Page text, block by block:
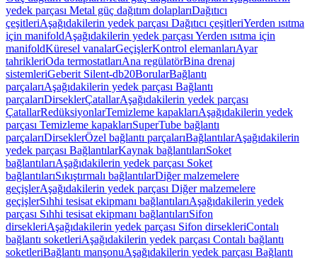
yedek parçası Metal güç dağıtım dolaplarıDağıtıcı
çeşitleriAşağıdakilerin yedek parçası Dağıtıcı çeşitleriYerden ısıtma
için manifoldAşağıdakilerin yedek parçası Yerden ısıtma için
manifoldKüresel vanalarGeçişlerKontrol elemanlarıAyar
tahrikleriOda termostatlarıAna regülatörBina drenaj
sistemleriGeberit Silent-db20BorularBağlantı
parçalarıAşağıdakilerin yedek parçası Bağlantı
parçalarıDirseklerÇatallarAşağıdakilerin yedek parçası
ÇatallarRedüksiyonlarTemizleme kapaklarıAşağıdakilerin yedek
parçası Temizleme kapaklarıSuperTube bağlantı
parçalarıDirseklerÖzel bağlantı parçalarıBağlantılarAşağıdakilerin
yedek parçası BağlantılarKaynak bağlantılarıSoket
bağlantılarıAşağıdakilerin yedek parçası Soket
bağlantılarıSıkıştırmalı bağlantılarDiğer malzemelere
geçişlerAşağıdakilerin yedek parçası Diğer malzemelere
geçişlerSıhhi tesisat ekipmanı bağlantılarıAşağıdakilerin yedek
parçası Sıhhi tesisat ekipmanı bağlantılarıSifon
dirsekleriAşağıdakilerin yedek parçası Sifon dirsekleriContalı
bağlantı soketleriAşağıdakilerin yedek parçası Contalı bağlantı
soketleriBağlantı manşonuAşağıdakilerin yedek parçası Bağlantı